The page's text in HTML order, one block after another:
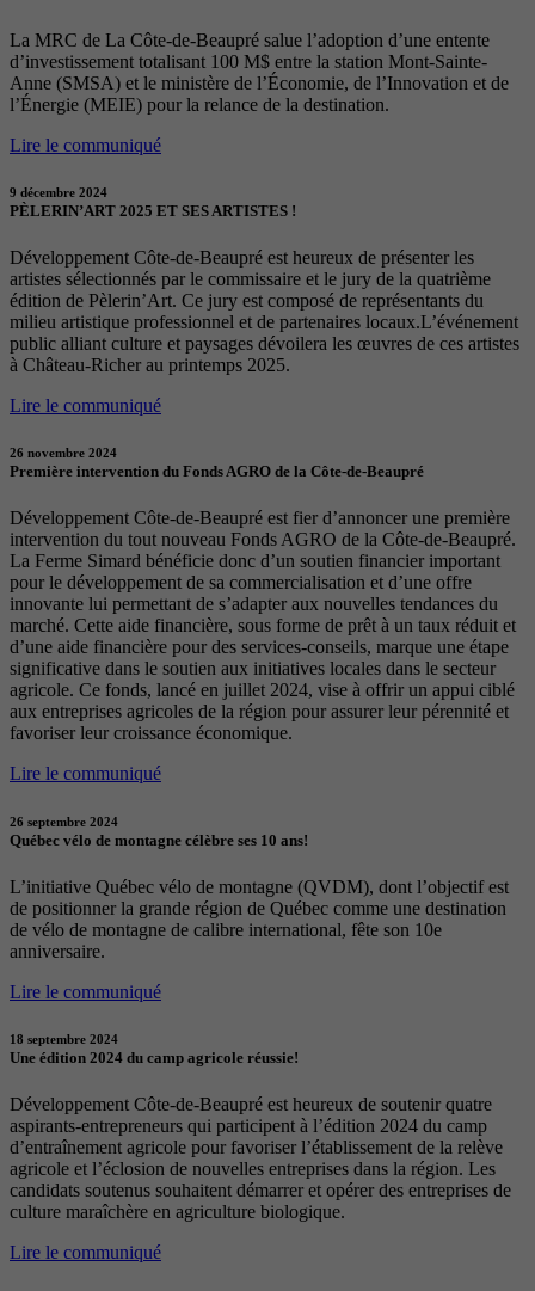
La MRC de La Côte-de-Beaupré salue l’adoption d’une entente
d’investissement totalisant 100 M$ entre la station Mont-Sainte-
Anne (SMSA) et le ministère de l’Économie, de l’Innovation et de
l’Énergie (MEIE) pour la relance de la destination.
Lire le communiqué
9 décembre 2024
PÈLERIN’ART 2025 ET SES ARTISTES !
Développement Côte-de-Beaupré est heureux de présenter les
artistes sélectionnés par le commissaire et le jury de la quatrième
édition de Pèlerin’Art. Ce jury est composé de représentants du
milieu artistique professionnel et de partenaires locaux.L’événement
public alliant culture et paysages dévoilera les œuvres de ces artistes
à Château-Richer au printemps 2025.
Lire le communiqué
26 novembre 2024
Première intervention du Fonds AGRO de la Côte-de-Beaupré
Développement Côte-de-Beaupré est fier d’annoncer une première
intervention du tout nouveau Fonds AGRO de la Côte-de-Beaupré.
La Ferme Simard bénéficie donc d’un soutien financier important
pour le développement de sa commercialisation et d’une offre
innovante lui permettant de s’adapter aux nouvelles tendances du
marché. Cette aide financière, sous forme de prêt à un taux réduit et
d’une aide financière pour des services-conseils, marque une étape
significative dans le soutien aux initiatives locales dans le secteur
agricole. Ce fonds, lancé en juillet 2024, vise à offrir un appui ciblé
aux entreprises agricoles de la région pour assurer leur pérennité et
favoriser leur croissance économique.
Lire le communiqué
26 septembre 2024
Québec vélo de montagne célèbre ses 10 ans!
L’initiative Québec vélo de montagne (QVDM), dont l’objectif est
de positionner la grande région de Québec comme une destination
de vélo de montagne de calibre international, fête son 10e
anniversaire.
Lire le communiqué
18 septembre 2024
Une édition 2024 du camp agricole réussie!
Développement Côte-de-Beaupré est heureux de soutenir quatre
aspirants-entrepreneurs qui participent à l’édition 2024 du camp
d’entraînement agricole pour favoriser l’établissement de la relève
agricole et l’éclosion de nouvelles entreprises dans la région. Les
candidats soutenus souhaitent démarrer et opérer des entreprises de
culture maraîchère en agriculture biologique.
Lire le communiqué